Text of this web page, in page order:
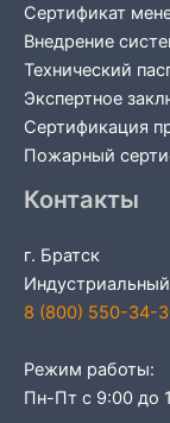
Сертификат
Внедрение
Технический
Экспертное
Сертификация
Пожарный
Контакты
г. Братск
8 (800) 550-34-
Режим работы:
Пн-Пт с 9:00 до